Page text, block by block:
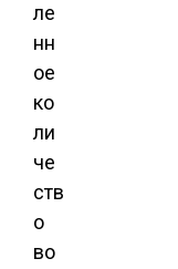
ле
нн
ое
ко
ли
че
ств
о
во